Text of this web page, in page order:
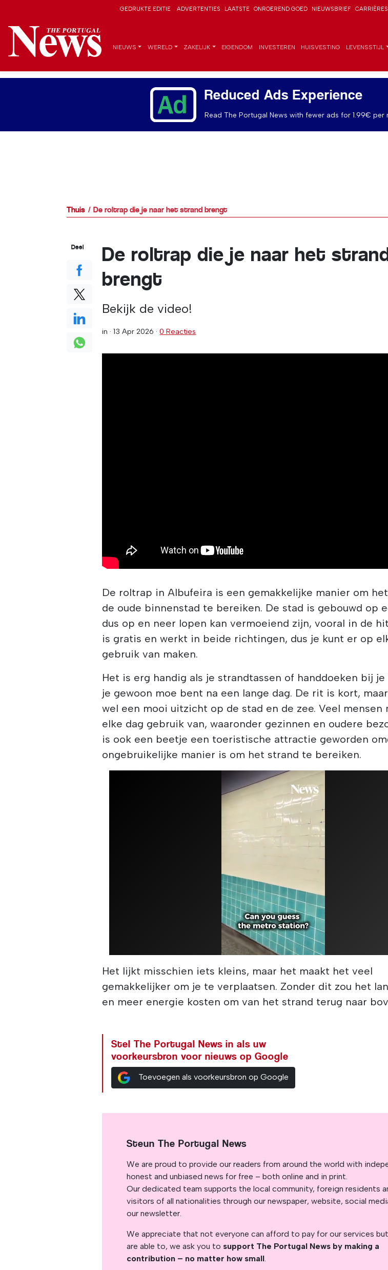
GEDRUKTE EDITIE ADVERTENTIES LAATSTE ONROEREND GOED NIEUWSBRIEF CARRIÈRES
NIEUWS WERELD ZAKELIJK EIGENDOM INVESTEREN HUISVESTING LEVENSSTIJL
Reduced Ads Experience
Read The Portugal News with fewer ads for 1.99€ per
Thuis De roltrap die je naar het strand brengt
De roltrap die je naar het
brengt
Bekijk de video!
in ·13 Apr 2026 ·0 Reacties
De roltrap in Albufeira is een gemakkelijke manier om
de oude binnenstad te bereiken. De stad is gebouwd op
dus op en neer lopen kan vermoeiend zijn, vooral in de
is gratis en werkt in beide richtingen, dus je kunt er op
gebruik van maken.
Het is erg handig als je strandtassen of handdoeken bij
je gewoon moe bent na een lange dag. De rit is kort,
wel een mooi uitzicht op de stad en de zee. Veel mensen
elke dag gebruik van, waaronder gezinnen en oudere
is ook een beetje een toeristische attractie geworden
ongebruikelijke manier is om het strand te bereiken.
Het lijkt misschien iets kleins, maar het maakt het veel
gemakkelijker om je te verplaatsen. Zonder dit zou het
en meer energie kosten om van het strand terug naar
Stel The Portugal News in als uw
voorkeursbron voor nieuws op Google
Toevoegen als voorkeursbron op Google
Deel
Steun The Portugal News
We are proud to provide our readers from around the world with
honest and unbiased news for free – both online and in print.
Our dedicated team supports the local community, foreign residents
visitors of all nationalities through our newspaper, website, social
our newsletter.
We appreciate that not everyone can afford to pay for our services
are able to, we ask you to support The Portugal News by making a
contribution – no matter how small.